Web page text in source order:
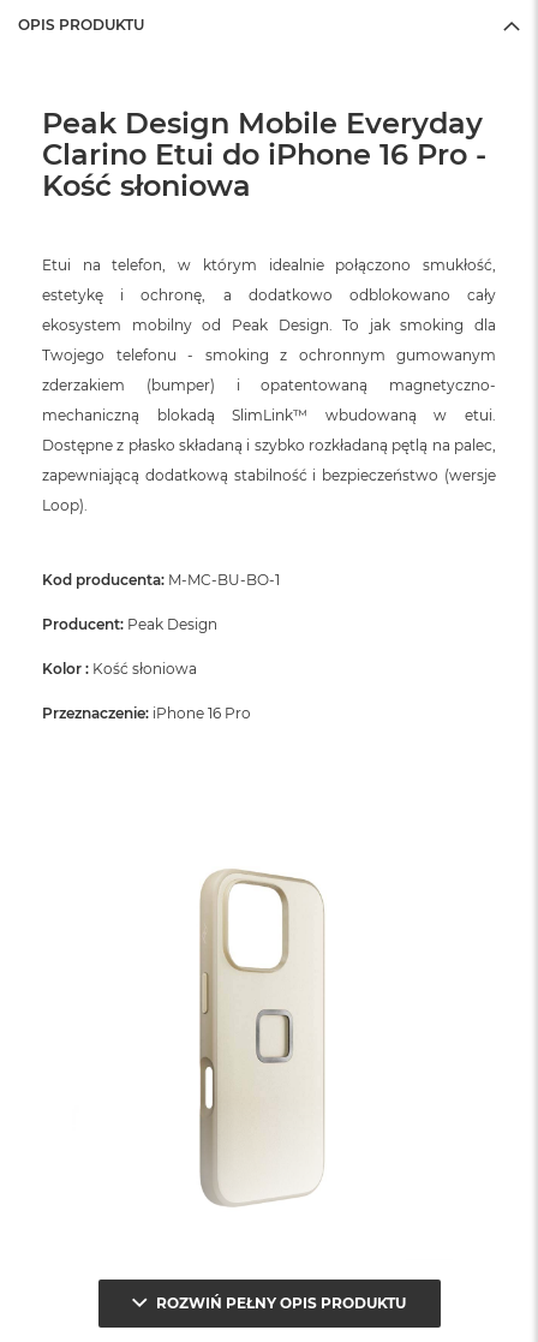
OPIS PRODUKTU
Peak Design Mobile Everyday
Clarino Etui do iPhone 16 Pro -
Kość słoniowa
Etui na telefon, w którym idealnie połączono smukłość,
estetykę i ochronę, a dodatkowo odblokowano cały
ekosystem mobilny od Peak Design. To jak smoking dla
Twojego telefonu - smoking z ochronnym gumowanym
zderzakiem (bumper) i opatentowaną magnetyczno-
mechaniczną blokadą SlimLink™ wbudowaną w etui.
Dostępne z płasko składaną i szybko rozkładaną pętlą na palec,
zapewniającą dodatkową stabilność i bezpieczeństwo (wersje
Loop).
Kod producenta: M-MC-BU-BO-1
Producent: Peak Design
Kolor : Kość słoniowa
Przeznaczenie: iPhone 16 Pro
ROZWIŃ PEŁNY OPIS PRODUKTU